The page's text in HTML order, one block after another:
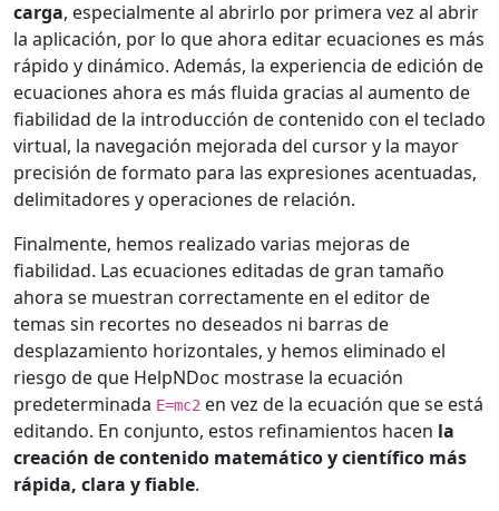
carga, especialmente al abrirlo por primera vez al abrir
la aplicación, por lo que ahora editar ecuaciones es más
rápido y dinámico. Además, la experiencia de edición de
ecuaciones ahora es más fluida gracias al aumento de
fiabilidad de la introducción de contenido con el teclado
virtual, la navegación mejorada del cursor y la mayor
precisión de formato para las expresiones acentuadas,
delimitadores y operaciones de relación.
Finalmente, hemos realizado varias mejoras de
fiabilidad. Las ecuaciones editadas de gran tamaño
ahora se muestran correctamente en el editor de
temas sin recortes no deseados ni barras de
desplazamiento horizontales, y hemos eliminado el
riesgo de que HelpNDoc mostrase la ecuación
predeterminada E=mc2 en vez de la ecuación que se está
editando. En conjunto, estos refinamientos hacen la
creación de contenido matemático y científico más
rápida, clara y fiable.